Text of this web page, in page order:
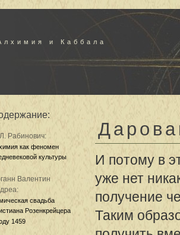
и Каббала
Рабинович:
как феномен
культуры
Валентин
свадьба
Розенкрейцера
1459
И потому в
уже нет
получение
Таким